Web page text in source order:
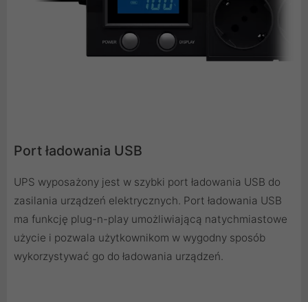
Port ładowania USB
UPS wyposażony jest w szybki port ładowania USB do
zasilania urządzeń elektrycznych. Port ładowania USB
ma funkcję plug-n-play umożliwiającą natychmiastowe
użycie i pozwala użytkownikom w wygodny sposób
wykorzystywać go do ładowania urządzeń.